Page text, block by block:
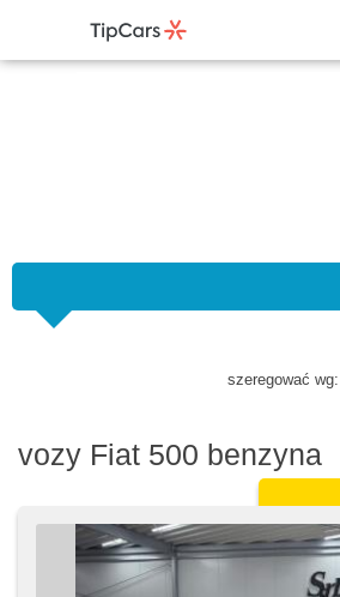
szeregować wg:
vozy Fiat 500 benzyna